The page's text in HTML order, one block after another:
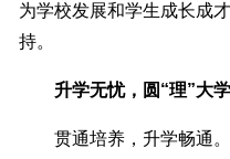
为学校发展和学生成长成
持。
升学无忧，圆“理”大
贯通培养，升学畅通